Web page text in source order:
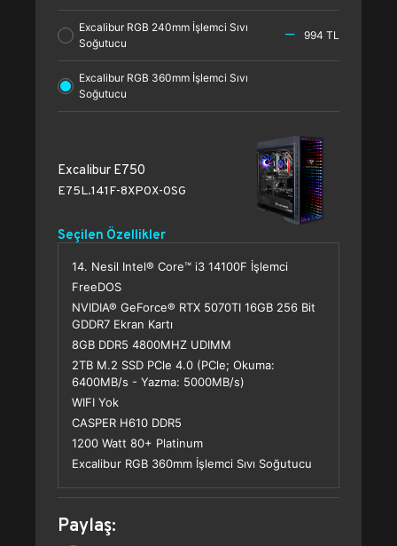
Excalibur RGB 240mm İşlemci Sıvı
Soğutucu
994 TL
Excalibur RGB 360mm İşlemci Sıvı
Soğutucu
Excalibur E750
E75L.141F-8XP0X-0SG
Seçilen Özellikler
14. Nesil Intel® Core™ i3 14100F İşlemci
FreeDOS
NVIDIA® GeForce® RTX 5070TI 16GB 256 Bit
GDDR7 Ekran Kartı
8GB DDR5 4800MHZ UDIMM
2TB M.2 SSD PCle 4.0 (PCle; Okuma:
6400MB/s - Yazma: 5000MB/s)
WIFI Yok
CASPER H610 DDR5
1200 Watt 80+ Platinum
Excalibur RGB 360mm İşlemci Sıvı Soğutucu
Paylaş: